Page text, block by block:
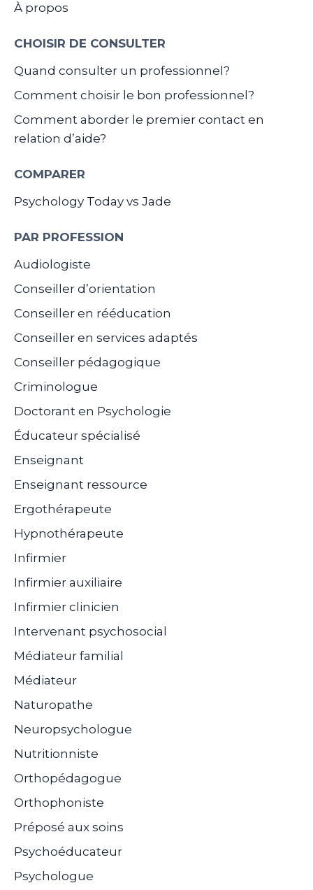
À propos
CHOISIR DE CONSULTER
Quand consulter un professionnel?
Comment choisir le bon professionnel?
Comment aborder le premier contact en
relation d’aide?
COMPARER
Psychology Today vs Jade
PAR PROFESSION
Audiologiste
Conseiller d’orientation
Conseiller en rééducation
Conseiller en services adaptés
Conseiller pédagogique
Criminologue
Doctorant en Psychologie
Éducateur spécialisé
Enseignant
Enseignant ressource
Ergothérapeute
Hypnothérapeute
Infirmier
Infirmier auxiliaire
Infirmier clinicien
Intervenant psychosocial
Médiateur familial
Médiateur
Naturopathe
Neuropsychologue
Nutritionniste
Orthopédagogue
Orthophoniste
Préposé aux soins
Psychoéducateur
Psychologue